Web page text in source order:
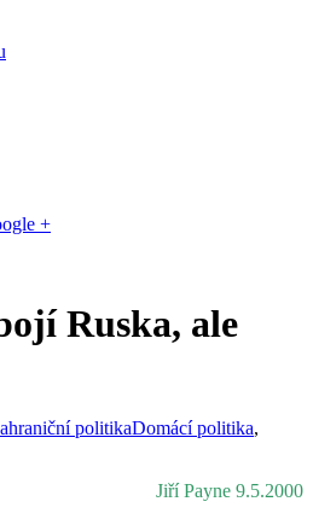
Ruska, ale
politikaDomácí politika,
Jiří Payne 9.5.2000